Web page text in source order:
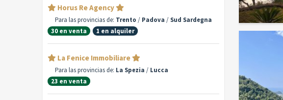
Horus Re Agency
Para las provincias de: Trento / Padova / Sud Sardegna
30 en venta
1 en alquiler
La Fenice Immobiliare
Para las provincias de: La Spezia / Lucca
23 en venta